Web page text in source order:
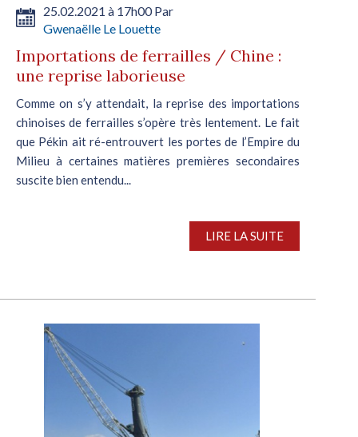
25.02.2021 à 17h00 Par
Gwenaëlle Le Louette
Importations de ferrailles / Chine :
une reprise laborieuse
Comme on s’y attendait, la reprise des importations
chinoises de ferrailles s’opère très lentement. Le fait
que Pékin ait ré-entrouvert les portes de l’Empire du
Milieu à certaines matières premières secondaires
suscite bien entendu...
LIRE LA SUITE